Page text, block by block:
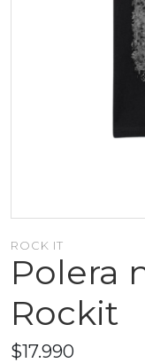
ROCK IT
Polera
Rockit
$17.990